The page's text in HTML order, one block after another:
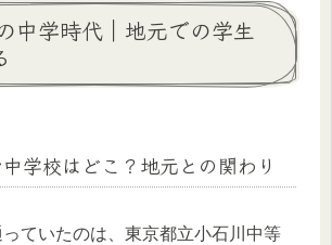
中学時代｜地元での学生
学校はどこ？地元との関わり
ていたのは、東京都立小石川中等